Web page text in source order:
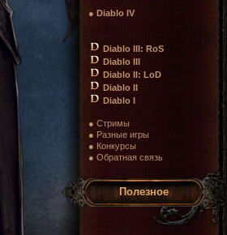
● Diablo IV
Diablo III: RoS
Diablo III
Diablo II: LoD
Diablo II
Diablo I
● Стримы
● Разные игры
● Конкурсы
● Обратная связь
Полезное